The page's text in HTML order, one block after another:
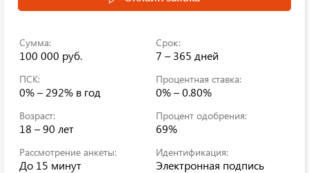
Сумма:
100 000 руб.
Срок:
7 – 365 дней
ПСК:
0% – 292% в год
Процентная ставка:
0% – 0.80%
Возраст:
18 – 90 лет
Процент одобрения:
69%
Рассмотрение анкеты:
До 15 минут
Идентификация:
Электронная подпись